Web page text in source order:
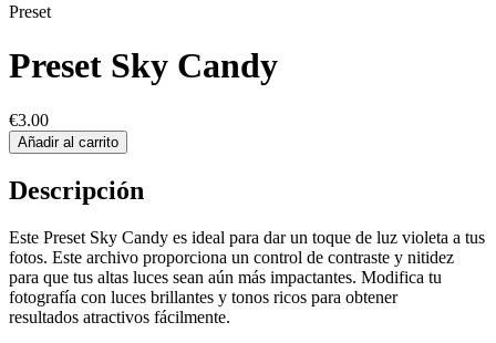
Preset
Preset Sky Candy
€3.00
Añadir al carrito
Descripción
Este Preset Sky Candy es ideal para dar un toque de luz violeta a tus
fotos. Este archivo proporciona un control de contraste y nitidez
para que tus altas luces sean aún más impactantes. Modifica tu
fotografía con luces brillantes y tonos ricos para obtener
resultados atractivos fácilmente.